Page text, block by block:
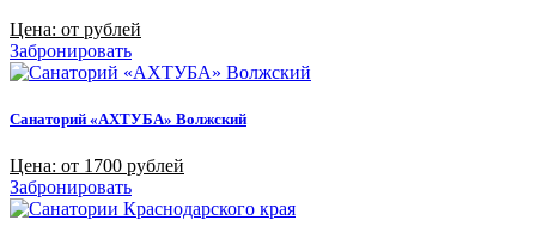
Цена: от рублей
Забронировать
Санаторий «АХТУБА» Волжский
Цена: от 1700 рублей
Забронировать